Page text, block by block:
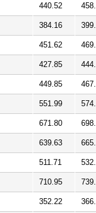
440.52
384.16
451.62
427.85
449.85
551.99
671.80
639.63
511.71
710.95
352.22